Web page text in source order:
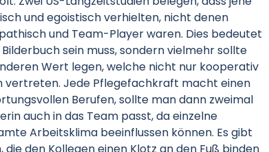
und egoistisch verhielten, nicht denen
und Team-Player waren. Dies bedeutet
sein muss, sondern vielmehr sollte
Wert legen, welche nicht nur kooperativ
vertreten. Jede Pflegefachkraft macht einen
Berufen, sollte man dann zweimal
auch in das Team passt, da einzelne
Arbeitsklima beeinflussen können. Es gibt